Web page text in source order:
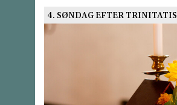
4. SØNDAG EFTER TRINITATIS